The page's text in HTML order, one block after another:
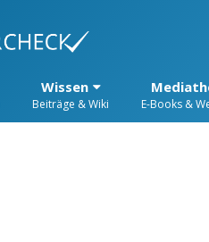
Wissen
Beiträge & Wiki E-Books &